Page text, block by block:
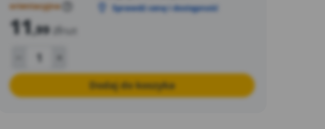
orientacyjna
11,99 zł /szt
Sprawdź cenę i dostępność
Dodaj do koszyka